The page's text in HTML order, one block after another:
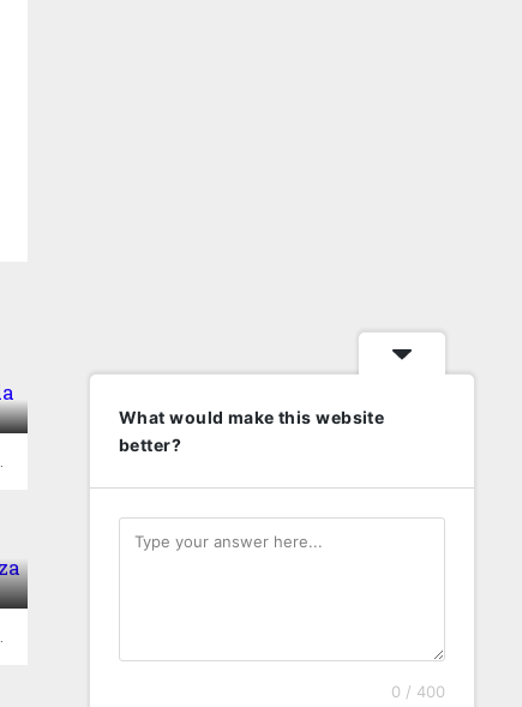
What would make this website
better?
0 / 400